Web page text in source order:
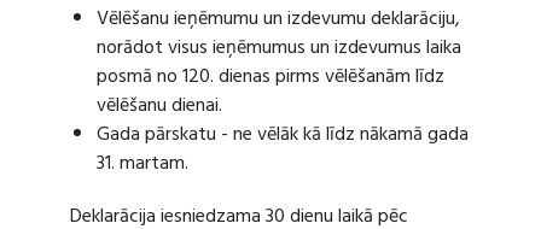
Vēlēšanu ieņēmumu un izdevumu deklarāciju,
norādot visus ieņēmumus un izdevumus laika
posmā no 120. dienas pirms vēlēšanām līdz
vēlēšanu dienai.
Gada pārskatu - ne vēlāk kā līdz nākamā gada
31. martam.
Deklarācija iesniedzama 30 dienu laikā pēc